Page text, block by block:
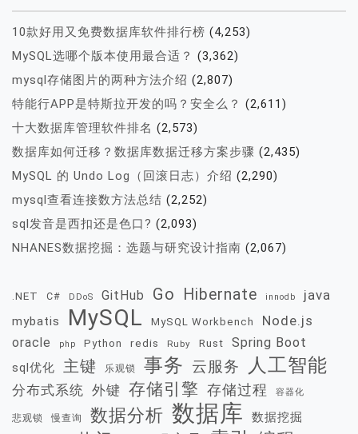
10款好用又免费数据库软件排行榜 (4,253)
MySQL选哪个版本使用最合适？ (3,362)
mysql存储图片的两种方法介绍 (2,807)
特能行APP是特斯拉开发的吗？安全么？ (2,611)
十大数据库管理软件排名 (2,573)
数据库如何迁移？数据库数据迁移方案步骤 (2,435)
MySQL 的 Undo Log（回滚日志）介绍 (2,290)
mysql查看连接数方法总结 (2,252)
sql发音是西扣还是色口? (2,093)
NHANES数据挖掘：选题与研究设计指南 (2,067)
.NET C# DDoS GitHub Go Hibernate innodb java
mybatis MySQL MySQL Workbench Node.js
oracle php Python redis Ruby Rust Spring Boot
sql优化 主键 乐观锁 事务 云服务 人工智能
分布式系统 外键 存储引擎 存储过程 容器化
悲观锁 慢查询 数据分析 数据库 数据挖掘